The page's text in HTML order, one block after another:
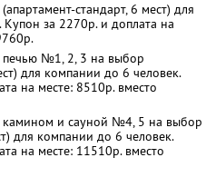
стандарт, 6 мест) для
за 2270р. и доплата на
печью №1, 2, 3 на выбор
для компании до 6 человек.
на месте: 8510р. вместо
камином и сауной №4, 5 на выбор
для компании до 6 человек.
на месте: 11510р. вместо